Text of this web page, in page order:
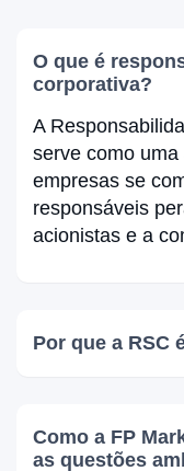
O que é
corporativa?
A
serve como
empresas se
responsáveis
acionistas e a
Por que a RSC
Como a FP
as questões